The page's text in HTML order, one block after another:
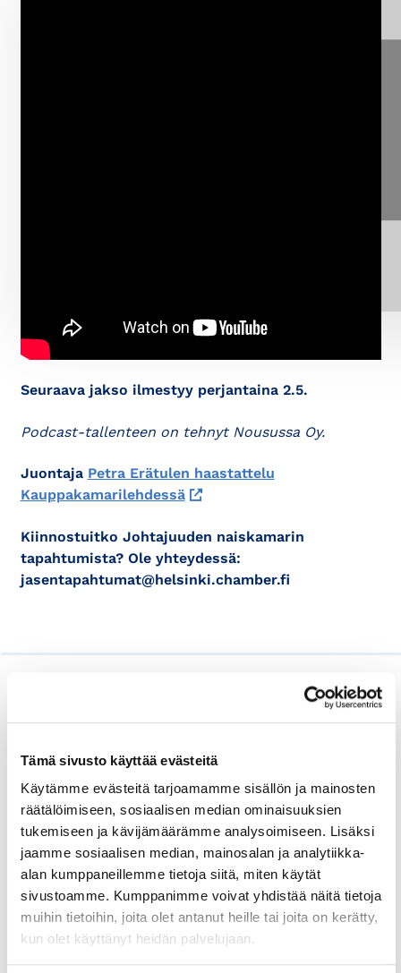
Tämä sivusto käyttää evästeitä
Käytämme evästeitä tarjoamamme sisällön ja mainosten
räätälöimiseen, sosiaalisen median ominaisuuksien
tukemiseen ja kävijämäärämme analysoimiseen. Lisäksi
jaamme sosiaalisen median, mainosalan ja analytiikka-
alan kumppaneillemme tietoja siitä, miten käytät
sivustoamme. Kumppanimme voivat yhdistää näitä tietoja
muihin tietoihin, joita olet antanut heille tai joita on kerätty,
kun olet käyttänyt heidän palvelujaan.
Ole hyvä ja hyväksy kaikki evästeetnähdäksesi
YouTube -sisällön.
Seuraava jakso ilmestyy perjantaina 2.5.
Podcast-tallenteen on tehnyt Nousussa Oy.
Juontaja Petra Erätulen haastattelu
Kauppakamarilehdessä
Kiinnostuitko Johtajuuden naiskamarin
tapahtumista? Ole yhteydessä:
jasentapahtumat@helsinki.chamber.fi
Anni Vepsäläinen on toiminut Suomen
Messujen toimitusjohtajana reilu
kymmenen vuotta. Hänellä on kokemusta
toimitusjohtajatehtävistä Telia-Sonerassa,
HRM-Partnersissa ja Diacor
Terveyspalveluissa. Vepsäläinen on toiminut
myös Helsingin seudun kauppakamarin
hallituksen puheenjohtajana.